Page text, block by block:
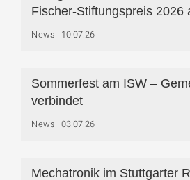
Fischer-Stiftungspreis 2026
News 10.07.26
Sommerfest am ISW –
verbindet
News 03.07.26
Mechatronik im Stuttgarter